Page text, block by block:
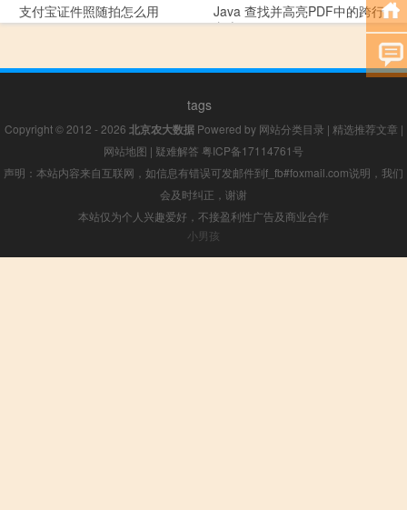
支付宝证件照随拍怎么用
Java 查找并高亮PDF中的跨行
文本
tags
Copyright © 2012 - 2026 北京农大数据Powered by 网站分类目录 | 精选推荐文章 |
网站地图 | 疑难解答 粤ICP备17114761号
声明：本站内容来自互联网，如信息有错误可发邮件到f_fb#foxmail.com说明，我们
会及时纠正，谢谢
本站仅为个人兴趣爱好，不接盈利性广告及商业合作
小男孩